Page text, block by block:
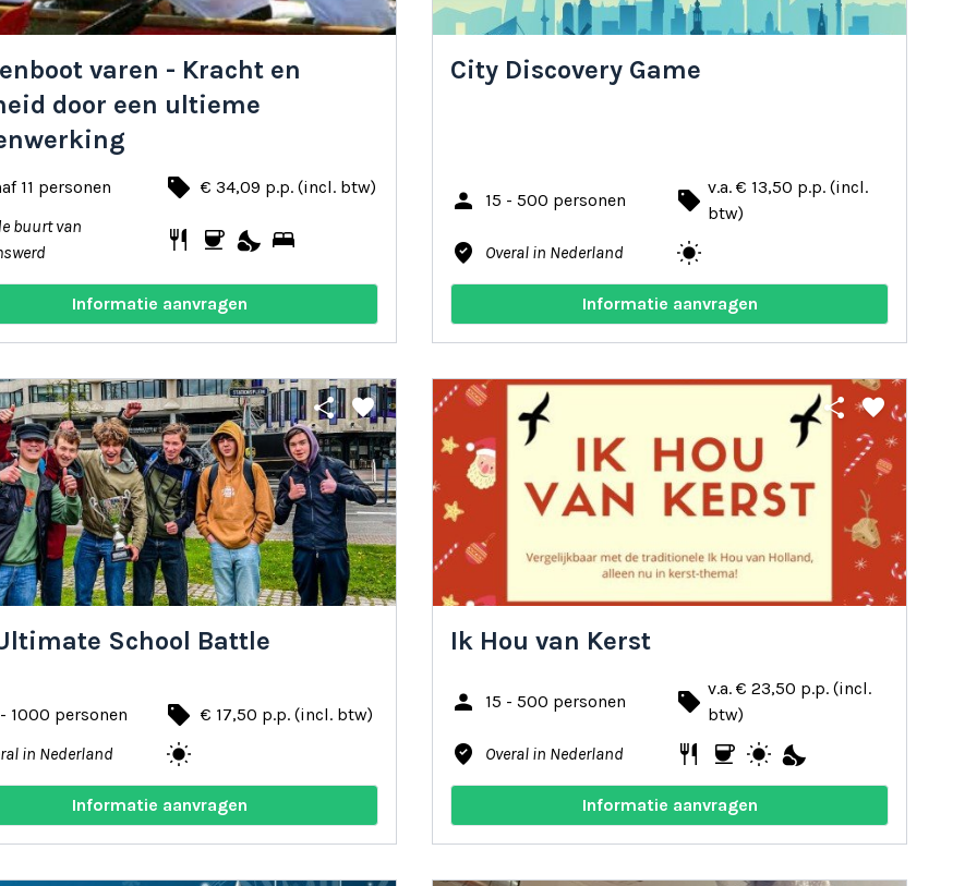
varen - Kracht en
door een ultieme
11 personen local_offer € 34,09 p.p. (incl. btw)
buurt van
restaurant coffee nights_stay bed
Informatie aanvragen
City Discovery Game
person 15 - 500 personen local_offer v.a. € 13,50 p.p. (incl.
btw)
where_to_vote Overal in Nederland wb_sunny
Informatie aanvragen
share favorite
School Battle
1000 personen local_offer € 17,50 p.p. (incl. btw)
in Nederland wb_sunny
Informatie aanvragen
share favorite
Ik Hou van Kerst
person
15 - 500 personen local_offer v.a. € 23,50 p.p. (incl.
btw)
where_to_vote Overal in Nederland restaurant coffee wb_sunny nights_stay
Informatie aanvragen